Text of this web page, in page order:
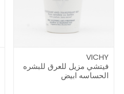
VICHY
فيتشي مزيل للعرق للبشره
الحساسه ابيض